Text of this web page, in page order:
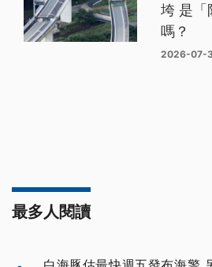
垮 是「
嗎？
2026-07-
最多人閱讀